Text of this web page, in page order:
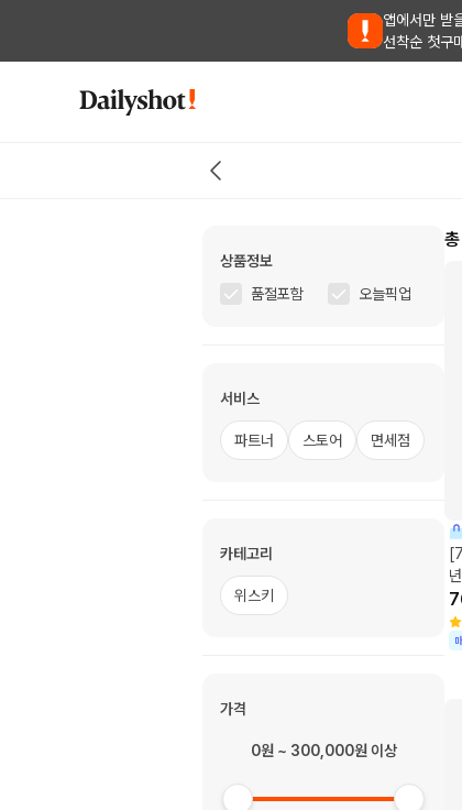
앱에서만 받
선착순 첫구
상품정보
품절포함
오늘픽업
서비스
파트너 스토어 면세점
카테고리
위스키
가격
0원 ~ 300,000원 이상
총